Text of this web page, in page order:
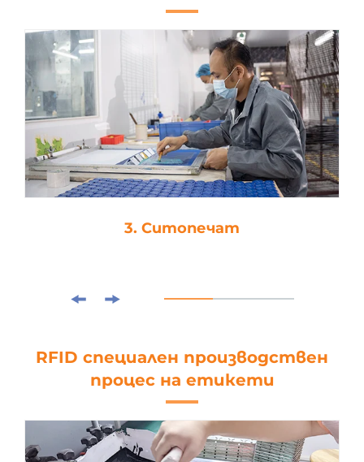
3. Ситопечат
RFID специален производствен
процес на етикети